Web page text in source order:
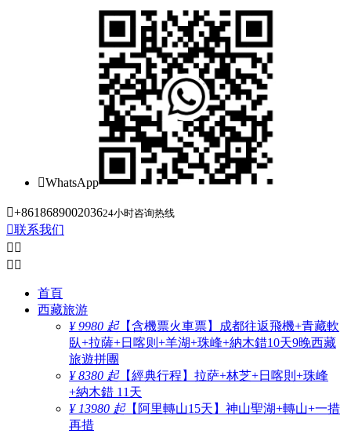
WhatsApp
+861868900203624小时咨询热线
联系我们
 
 
首頁
西藏旅游
¥ 9980 起【含機票火車票】成都往返飛機+青藏軟
臥+拉薩+日喀则+羊湖+珠峰+納木錯10天9晚西藏
旅遊拼團
¥ 8380 起【經典行程】拉萨+林芝+日喀則+珠峰
+納木錯 11天
¥ 13980 起【阿里轉山15天】神山聖湖+轉山+一措
再措